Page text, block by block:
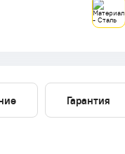
Гарантия